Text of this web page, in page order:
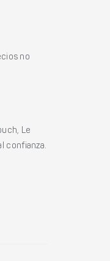
no
Le
confianza.